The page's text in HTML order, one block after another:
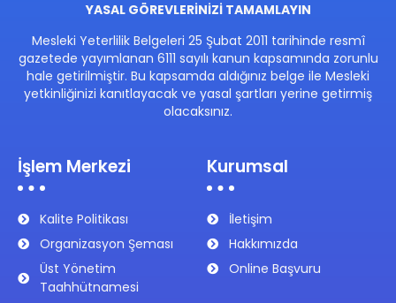
YASAL GÖREVLERİNİZİ TAMAMLAYIN
Mesleki Yeterlilik Belgeleri 25 Şubat 2011 tarihinde resmî
gazetede yayımlanan 6111 sayılı kanun kapsamında zorunlu
hale getirilmiştir. Bu kapsamda aldığınız belge ile Mesleki
yetkinliğinizi kanıtlayacak ve yasal şartları yerine getirmiş
olacaksınız.
İşlem Merkezi
Kalite Politikası
Organizasyon Şeması
Üst Yönetim
Taahhütnamesi
Kurumsal
İletişim
Hakkımızda
Online Başvuru